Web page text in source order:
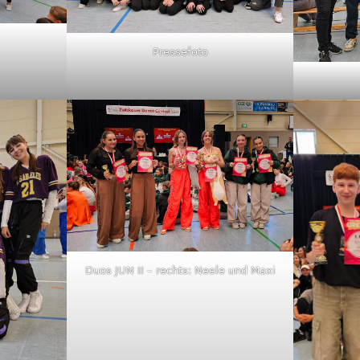
Pressefoto
Duos JUN II – rechts: Neele und Maxi